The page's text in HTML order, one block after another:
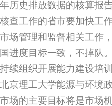
年历史排放数据的核算报
核查工作的省市要加快工
市场管理和监督相关工作
国进度目标一致，不掉队
持续组织开展能力建设培
北京理工大学能源与环境
市场的主要目标将是市场